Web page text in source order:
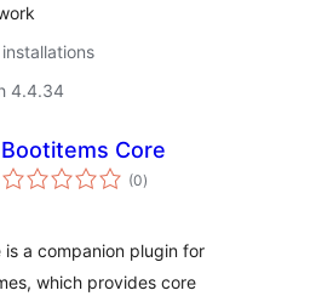
4.4.34
Bootitems Core
(0total
ratings
)
is a companion plugin for
which provides core